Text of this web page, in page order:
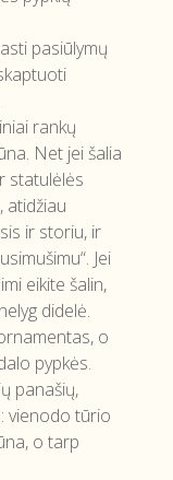
pasiūlymų
rankų
Net jei šalia
statulėlės
atidžiau
ir storiu, ir
Jei
eikite šalin,
didelė.
o
pypkės.
panašių,
vienodo tūrio
o tarp